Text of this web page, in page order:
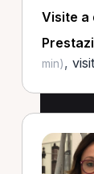
Visite a
min),